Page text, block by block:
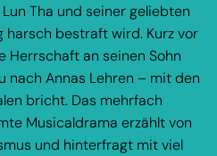
Tha und seiner geliebten
harsch bestraft wird. Kurz vor
Herrschaft an seinen Sohn
nach Annas Lehren – mit den
bricht. Das mehrfach
Musicaldrama erzählt von
und hinterfragt mit viel